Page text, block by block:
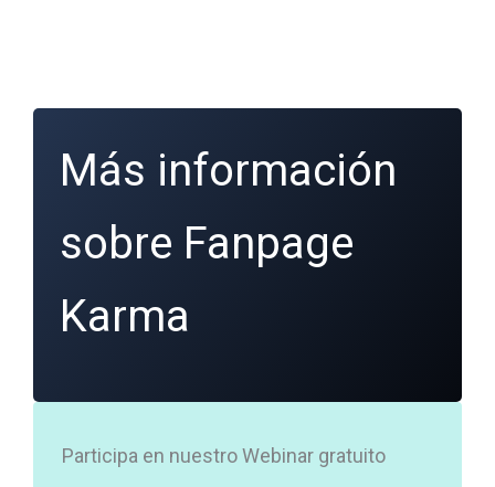
Más información
sobre Fanpage
Karma
Participa en nuestro Webinar gratuito